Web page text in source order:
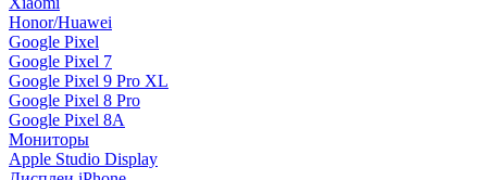
Honor/Huawei
Google Pixel
Google Pixel 7
Google Pixel 9 Pro XL
Google Pixel 8 Pro
Google Pixel 8A
Мониторы
Apple Studio Display